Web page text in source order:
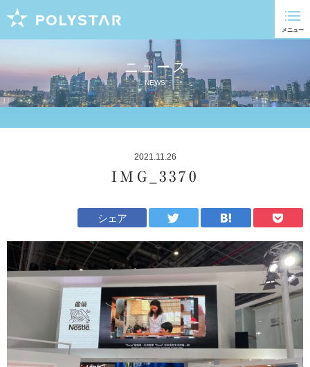
ニュース
NEWS
2021.11.26
IMG_3370
シェア